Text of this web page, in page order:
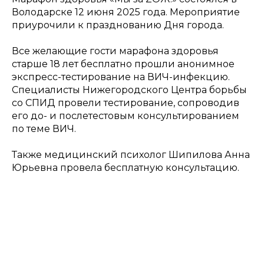
Володарске 12 июня 2025 года. Мероприятие
приурочили к празднованию Дня города.
Все желающие гости марафона здоровья
старше 18 лет бесплатно прошли анонимное
экспресс-тестирование на ВИЧ-инфекцию.
Специалисты Нижегородского Центра борьбы
со СПИД провели тестирование, сопроводив
его до- и послетестовым консультированием
по теме ВИЧ.
Также медицинский психолог Шипилова Анна
Юрьевна провела бесплатную консультацию.